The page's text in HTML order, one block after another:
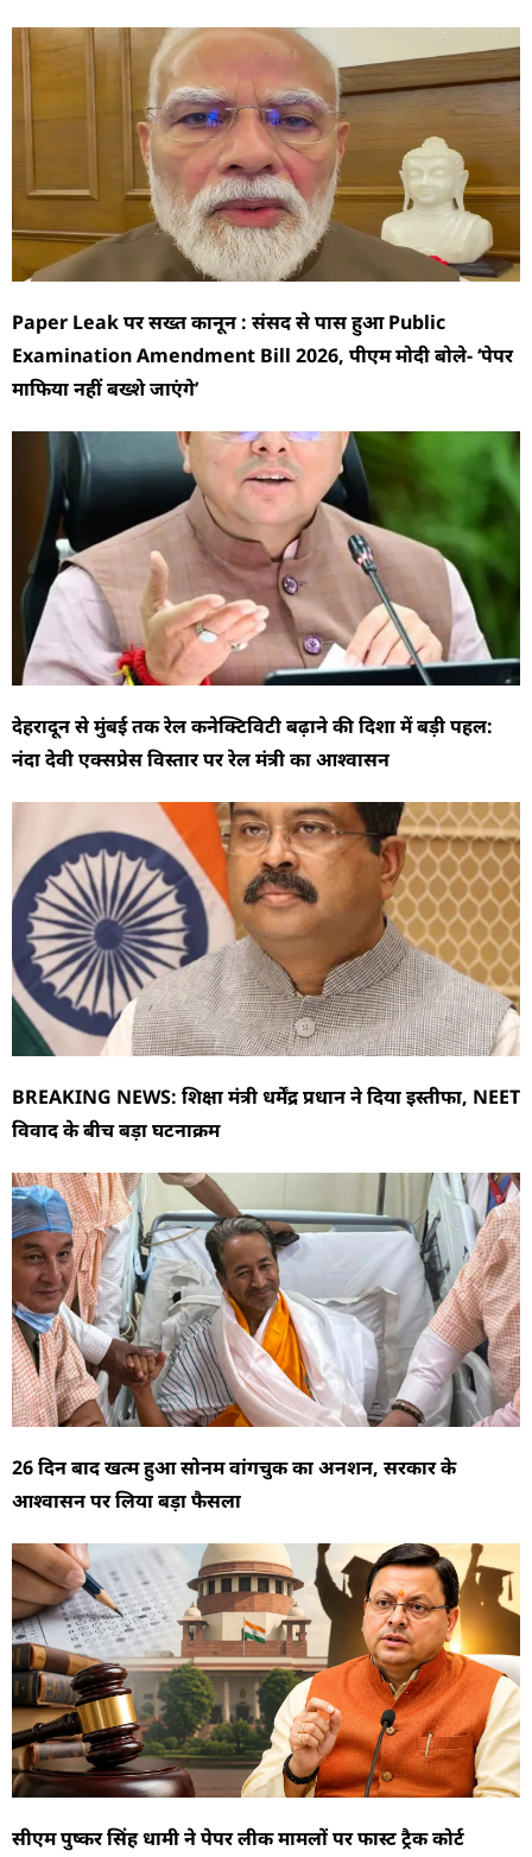
Paper Leak पर सख्त कानून : संसद से पास हुआ Public
Examination Amendment Bill 2026, पीएम मोदी बोले- ‘पेपर
माफिया नहीं बख्शे जाएंगे’
देहरादून से मुंबई तक रेल कनेक्टिविटी बढ़ाने की दिशा में बड़ी पहल:
नंदा देवी एक्सप्रेस विस्तार पर रेल मंत्री का आश्वासन
BREAKING NEWS: शिक्षा मंत्री धर्मेंद्र प्रधान ने दिया इस्तीफा, NEET
विवाद के बीच बड़ा घटनाक्रम
26 दिन बाद खत्म हुआ सोनम वांगचुक का अनशन, सरकार के
आश्वासन पर लिया बड़ा फैसला
सीएम पुष्कर सिंह धामी ने पेपर लीक मामलों पर फास्ट ट्रैक कोर्ट